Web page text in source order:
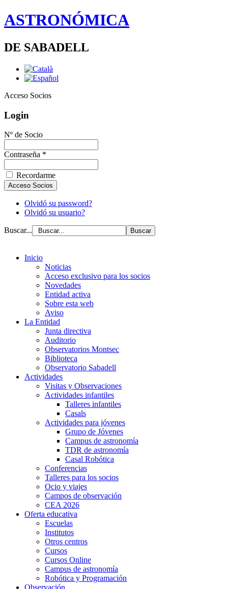
ASTRONÓMICA
DE SABADELL
Acceso Socios
Login
Nº de Socio
Contraseña *
Recordarme
Olvidó su password?
Olvidó su usuario?
Buscar...
Inicio
Noticias
Acceso exclusivo para los socios
Novedades
Entidad activa
Sobre esta web
Aviso
La Entidad
Junta directiva
Auditorio
Observatorios Montsec
Biblioteca
Observatorio Sabadell
Actividades
Visitas y Observaciones
Actividades infantiles
Talleres infantiles
Casals
Actividades para jóvenes
Grupo de Jóvenes
Campus de astronomía
TDR de astronomía
Casal Robótica
Conferencias
Talleres para los socios
Ocio y viajes
Campos de observación
CEA 2026
Oferta educativa
Escuelas
Institutos
Otros centros
Cursos
Cursos Online
Campus de astronomía
Robótica y Programación